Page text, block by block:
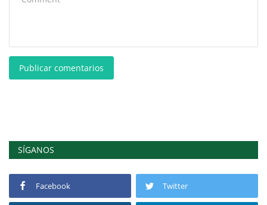
Publicar comentarios
SÍGANOS
Facebook Twitter